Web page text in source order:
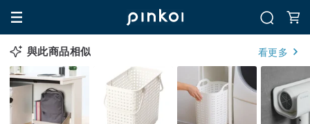
與此商品相似 看更多